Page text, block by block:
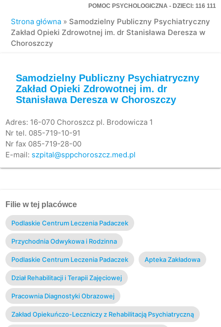
POMOC PSYCHOLOGICZNA - DZIECI: 116 111
Strona główna » Samodzielny Publiczny Psychiatryczny
Zakład Opieki Zdrowotnej im. dr Stanisława Deresza w
Choroszczy
Samodzielny Publiczny Psychiatryczny
Zakład Opieki Zdrowotnej im. dr
Stanisława Deresza w Choroszczy
Adres: 16-070 Choroszcz pl. Brodowicza 1
Nr tel. 085-719-10-91
Nr fax 085-719-28-00
E-mail: szpital@sppchoroszcz.med.pl
Filie w tej placówce
Podlaskie Centrum Leczenia Padaczek
Przychodnia Odwykowa i Rodzinna
Podlaskie Centrum Leczenia Padaczek Apteka Zakładowa
Dział Rehabilitacji i Terapii Zajęciowej
Pracownia Diagnostyki Obrazowej
Zakład Opiekuńczo-Leczniczy z Rehabilitacją Psychiatryczną